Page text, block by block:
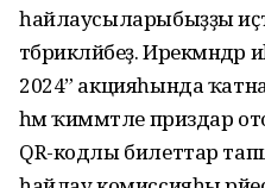
һайлаусыларыбыҙҙы
тәбрикләйбеҙ. Ирекмәндәр
2024” акцияһында
һәм ҡиммәтле приздар
QR-кодлы билеттар